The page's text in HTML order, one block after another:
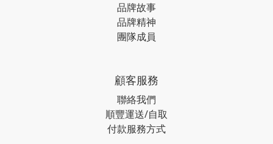
品牌故事
品牌精神
團隊成員
顧客服務
聯絡我們
順豐運送/自取
付款服務方式